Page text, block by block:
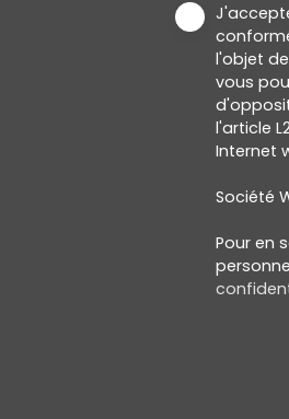
l'objet
vous
l'article
Internet
Société
Pour en